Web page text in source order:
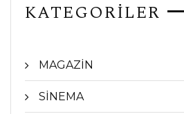
KATEGORİLER
MAGAZİN
SİNEMA